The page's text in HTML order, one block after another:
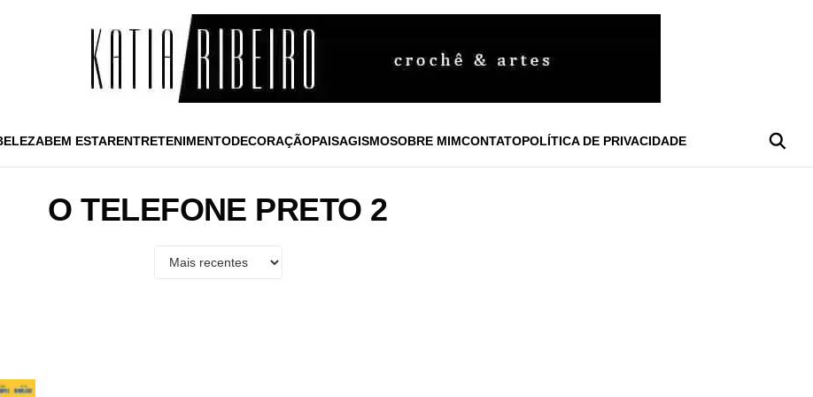
BEM ESTARENTRETENIMENTODECORAÇÃOPAISAGISMOSOBRE MIMCONTATOPOLÍTICA DE PRIVACIDADE
O TELEFONE PRETO 2